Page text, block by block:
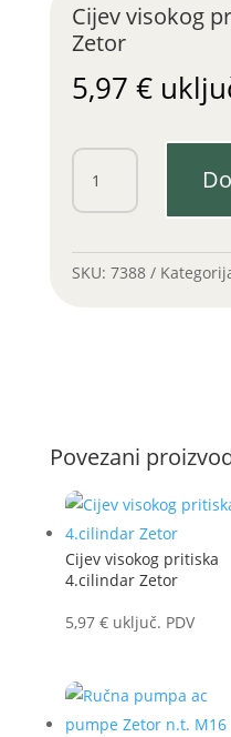
Cijev visokog
Zetor
5,97 €
Cijev
visokog
pritiska
SKU: 7388
Povezani
Cijev visokog pritiska
4.cilindar Zetor
5,97 € uključ. PDV